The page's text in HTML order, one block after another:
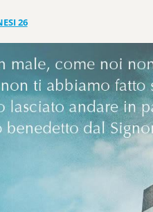
26